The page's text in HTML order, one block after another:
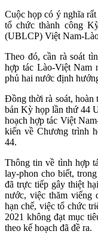
Cuộc họp có ý nghĩa
tổ chức thành công
(UBLCP) Việt Nam-
Theo đó, cần rà soát
hợp tác Lào-Việt Nam
phủ hai nước định
Đồng thời rà soát,
bản Kỳ họp lần thứ 44
hoạch hợp tác Việt
kiến về Chương trình
44.
Thông tin về tình hợp
lay-phon cho biết, t
đã trực tiếp gây thiệt
nước, việc thăm viếng
hạn chế, việc tổ chức
2021 không đạt mục
theo kế hoạch đã đề ra.